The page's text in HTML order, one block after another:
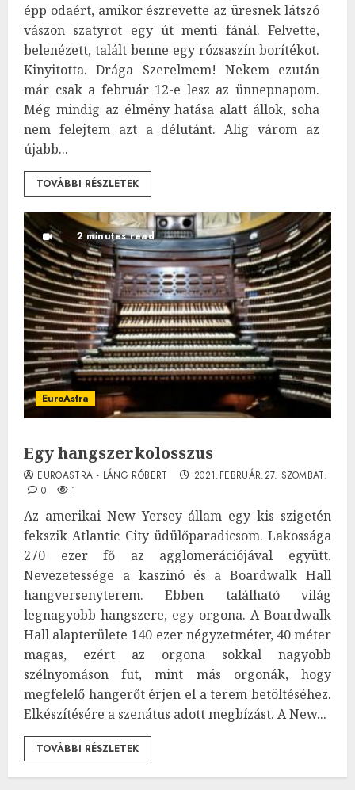
épp odaért, amikor észrevette az üresnek látszó
vászon szatyrot egy út menti fánál. Felvette,
belenézett, talált benne egy rózsaszín borítékot.
Kinyitotta. Drága Szerelmem! Nekem ezután
már csak a február 12-e lesz az ünnepnapom.
Még mindig az élmény hatása alatt állok, soha
nem felejtem azt a délutánt. Alig várom az
újabb...
TOVÁBBI RÉSZLETEK
2 minutes read
EuroAstra
Egy hangszerkolosszus
EUROASTRA - LÁNG RÓBERT
2021.FEBRUÁR.27. SZOMBAT.
0
1
Az amerikai New Yersey állam egy kis szigetén
fekszik Atlantic City üdülőparadicsom. Lakossága
270 ezer fő az agglomerációjával együtt.
Nevezetessége a kaszinó és a Boardwalk Hall
hangversenyterem. Ebben található világ
legnagyobb hangszere, egy orgona. A Boardwalk
Hall alapterülete 140 ezer négyzetméter, 40 méter
magas, ezért az orgona sokkal nagyobb
szélnyomáson fut, mint más orgonák, hogy
megfelelő hangerőt érjen el a terem betöltéséhez.
Elkészítésére a szenátus adott megbízást. A New...
TOVÁBBI RÉSZLETEK